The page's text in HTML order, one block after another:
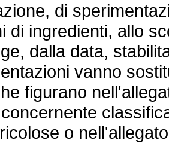
di
di ingredienti, allo
dalla data,
vanno
figurano
o